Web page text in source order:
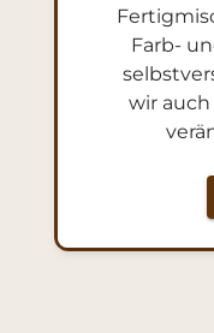
Version:
Farb-
wir